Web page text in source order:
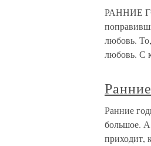
РАННИЕ
любовь.
любовь. С
Ранние
большое. А
приходит,